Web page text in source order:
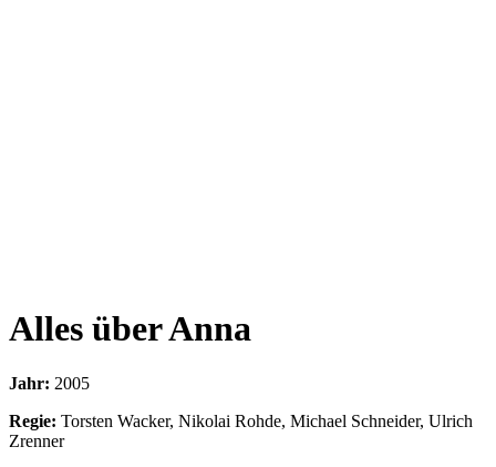
Alles über Anna
Jahr: 2005
Regie: Torsten Wacker, Nikolai Rohde, Michael Schneider, Ulrich
Zrenner